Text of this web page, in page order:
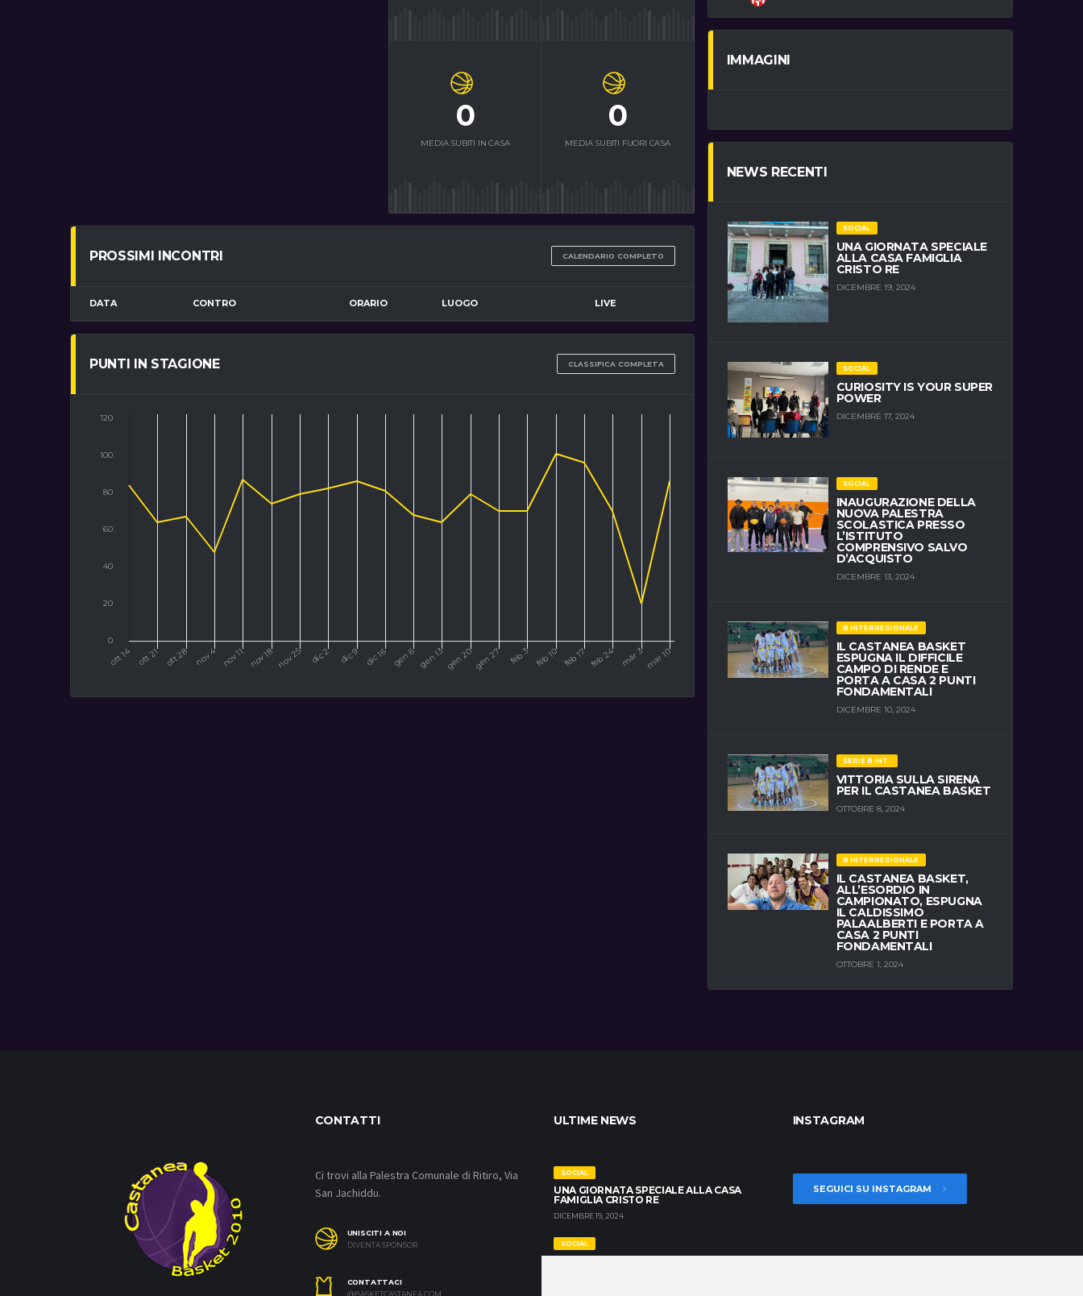
0
MEDIA SUBITI IN CASA
0
MEDIA SUBITI FUORI CASA
PROSSIMI INCONTRI CALENDARIO COMPLETO
DATA CONTRO ORARIO LUOGO LIVE
PUNTI IN STAGIONE CLASSIFICA COMPLETA
IMMAGINI
NEWS RECENTI
SOCIAL
UNA GIORNATA SPECIALE
ALLA CASA FAMIGLIA
CRISTO RE
DICEMBRE 19, 2024
SOCIAL
CURIOSITY IS YOUR SUPER
POWER
DICEMBRE 17, 2024
SOCIAL
INAUGURAZIONE DELLA
NUOVA PALESTRA
SCOLASTICA PRESSO
L’ISTITUTO
COMPRENSIVO SALVO
D’ACQUISTO
DICEMBRE 13, 2024
B INTERREGIONALE
IL CASTANEA BASKET
ESPUGNA IL DIFFICILE
CAMPO DI RENDE E
PORTA A CASA 2 PUNTI
FONDAMENTALI
DICEMBRE 10, 2024
SERIE B INT.
VITTORIA SULLA SIRENA
PER IL CASTANEA BASKET
OTTOBRE 8, 2024
B INTERREGIONALE
IL CASTANEA BASKET,
ALL’ESORDIO IN
CAMPIONATO, ESPUGNA
IL CALDISSIMO
PALAALBERTI E PORTA A
CASA 2 PUNTI
FONDAMENTALI
OTTOBRE 1, 2024
CONTATTI
Ci trovi alla Palestra Comunale di Ritiro, Via
San Jachiddu.
UNISCITI A NOI
DIVENTA SPONSOR
CONTATTACI
@BASKETCASTANEA.COM
ULTIME NEWS
SOCIAL
UNA GIORNATA SPECIALE ALLA CASA
FAMIGLIA CRISTO RE
DICEMBRE 19, 2024
SOCIAL
INSTAGRAM
SEGUICI SU INSTAGRAM